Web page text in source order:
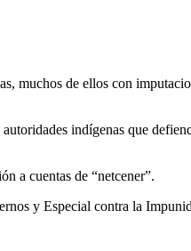
muchos de ellos con
indígenas que
a cuentas de “netcener”.
y Especial contra la